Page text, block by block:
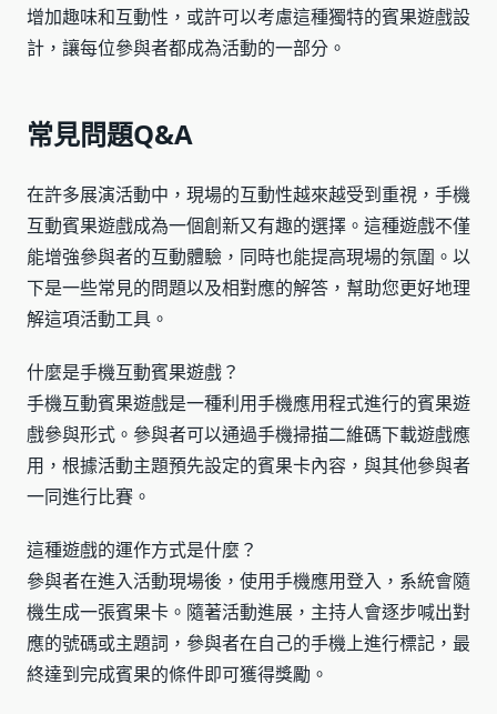
增加趣味和互動性，或許可以考慮這種獨特的賓果遊戲設
計，讓每位參與者都成為活動的一部分。
常見問題Q&A
在許多展演活動中，現場的互動性越來越受到重視，手機
互動賓果遊戲成為一個創新又有趣的選擇。這種遊戲不僅
能增強參與者的互動體驗，同時也能提高現場的氛圍。以
下是一些常見的問題以及相對應的解答，幫助您更好地理
解這項活動工具。
什麼是手機互動賓果遊戲？
手機互動賓果遊戲是一種利用手機應用程式進行的賓果遊
戲參與形式。參與者可以通過手機掃描二維碼下載遊戲應
用，根據活動主題預先設定的賓果卡內容，與其他參與者
一同進行比賽。
這種遊戲的運作方式是什麼？
參與者在進入活動現場後，使用手機應用登入，系統會隨
機生成一張賓果卡。隨著活動進展，主持人會逐步喊出對
應的號碼或主題詞，參與者在自己的手機上進行標記，最
終達到完成賓果的條件即可獲得獎勵。